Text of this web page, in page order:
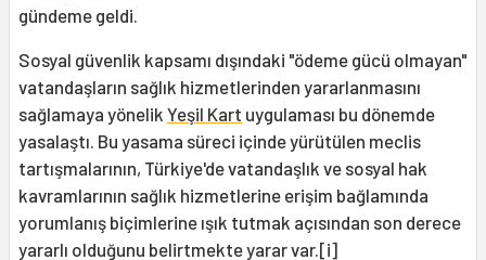
gündeme geldi.
Sosyal güvenlik kapsamı dışındaki "ödeme gücü olmayan"
vatandaşların sağlık hizmetlerinden yararlanmasını
sağlamaya yönelik Yeşil Kart uygulaması bu dönemde
yasalaştı. Bu yasama süreci içinde yürütülen meclis
tartışmalarının, Türkiye'de vatandaşlık ve sosyal hak
kavramlarının sağlık hizmetlerine erişim bağlamında
yorumlanış biçimlerine ışık tutmak açısından son derece
yararlı olduğunu belirtmekte yarar var.[i]